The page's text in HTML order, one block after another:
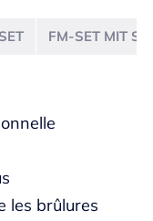
les brûlures
FM-SET MIT SI